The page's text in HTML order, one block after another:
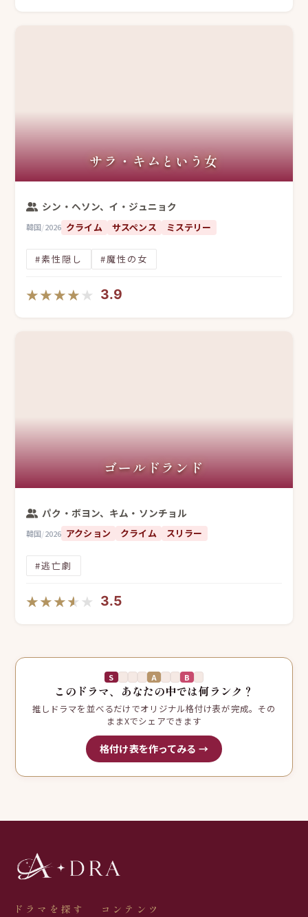
サラ・キムという女
シン・ヘソン、イ・ジュニョク
韓国/2026 クライム サスペンス ミステリー
#素性隠し #魔性の女
★★★★★
★★★★★ 3.9
ゴールドランド
パク・ボヨン、キム・ソンチョル
韓国/2026 アクション クライム スリラー
#逃亡劇
★★★★★
★★★★★ 3.5
S A B
このドラマ、あなたの中では何ランク？
推しドラマを並べるだけでオリジナル格付け表が完成。その
ままXでシェアできます
格付け表を作ってみる →
ドラマを探す コンテンツ